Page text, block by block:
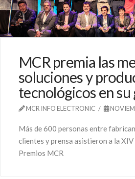
MCR premia las
soluciones y
tecnológicos en su
MCR INFO ELECTRONIC
Más de 600 personas entre
clientes y prensa asistieron a la XIV
Premios MCR